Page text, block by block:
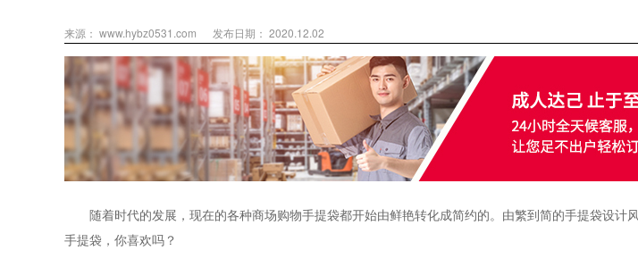
来源： www.hybz0531.com 发布日期： 2020.12.02
随着时代的发展，现在的各种商场购物手提袋都开始由鲜艳转化成简约的。由繁到简的手提袋设计风
手提袋，你喜欢吗？